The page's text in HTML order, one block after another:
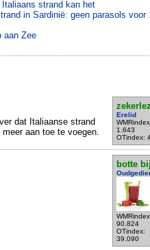
strand kan het
in Sardinië: geen parasols voor
aan Zee
Erelid
1.643
OTindex:
dat Italiaanse strand
aan toe te voegen.
botte
90.824
OTindex:
39.090